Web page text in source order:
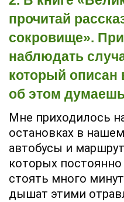
прочитай
сокровище».
наблюдать
который описан
об этом
Мне приходилось
остановках в
автобусы и
которых постоянно
стоять много
дышат этими